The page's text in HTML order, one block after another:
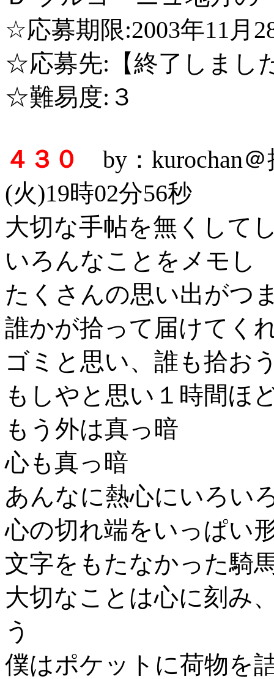
☆応募期限:2003年11月
☆応募先:【終了しまし
☆難易度:３
４３０
by：kurochan
(火)19時02分56秒
大切な手帖を無くして
いろんなことをメモし
たくさんの思い出がつ
誰かが拾って届けてく
ゴミと思い、誰も拾お
もしやと思い１時間ほ
もう外は真っ暗
心も真っ暗
あんなに熱心にいろい
心の切れ端をいっぱい
文字をもたなかった騎
大切なことは心に刻み
う
僕はポケットに荷物を